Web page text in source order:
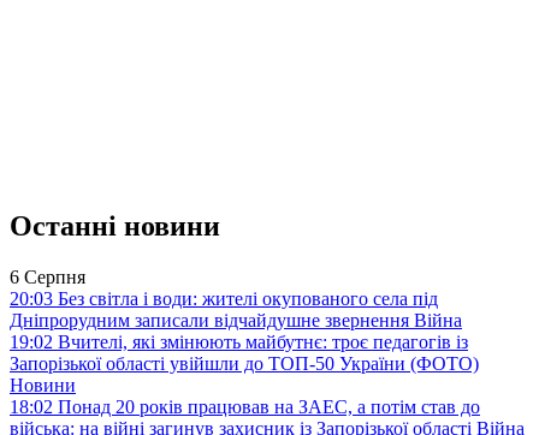
Останні новини
6 Серпня
20:03 Без світла і води: жителі окупованого села під
Дніпрорудним записали відчайдушне звернення Війна
19:02 Вчителі, які змінюють майбутнє: троє педагогів із
Запорізької області увійшли до ТОП-50 України (ФОТО)
Новини
18:02 Понад 20 років працював на ЗАЕС, а потім став до
війська: на війні загинув захисник із Запорізької області Війна